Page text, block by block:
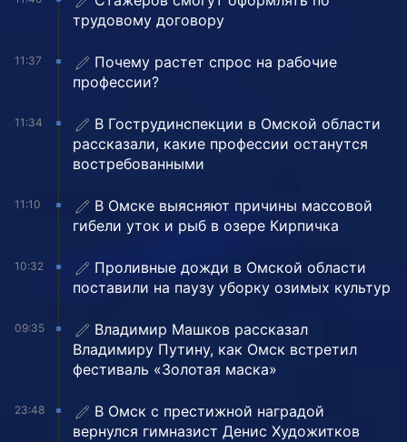
трудовому договору
11:37
Почему растет спрос на рабочие
профессии?
11:34
В Гострудинспекции в Омской области
рассказали, какие профессии останутся
востребованными
11:10
В Омске выясняют причины массовой
гибели уток и рыб в озере Кирпичка
10:32
Проливные дожди в Омской области
поставили на паузу уборку озимых культур
09:35
Владимир Машков рассказал
Владимиру Путину, как Омск встретил
фестиваль «Золотая маска»
23:48
В Омск с престижной наградой
вернулся гимназист Денис Художитков